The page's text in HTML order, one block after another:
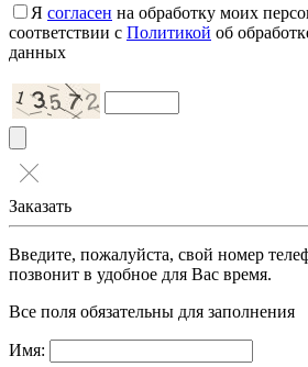
Я согласен на обработку моих
соответствии с Политикой об
данных
Заказать
Введите, пожалуйста, свой номер
позвонит в удобное для Вас время.
Все поля обязательны для заполнения
Имя: